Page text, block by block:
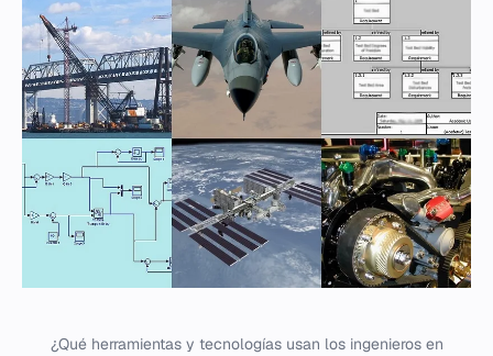
¿Qué herramientas y tecnologías usan los ingenieros en